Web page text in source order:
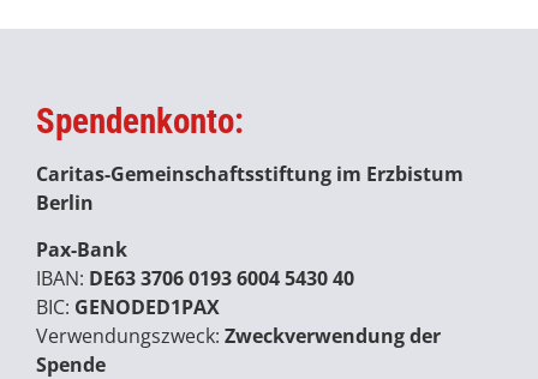
Spendenkonto:
Caritas-Gemeinschaftsstiftung im Erzbistum
Berlin
Pax-Bank
IBAN: DE63 3706 0193 6004 5430 40
BIC: GENODED1PAX
Verwendungszweck: Zweckverwendung der
Spende